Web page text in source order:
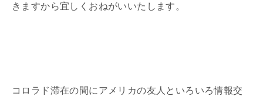
きますから宜しくおねがいいたします。
コロラド滞在の間にアメリカの友人といろいろ情報交